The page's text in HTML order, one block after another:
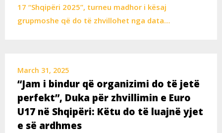
17 “Shqipëri 2025”, turneu madhor i kësaj
grupmoshe që do të zhvillohet nga data…
March 31, 2025
“Jam i bindur që organizimi do të jetë
perfekt”, Duka për zhvillimin e Euro
U17 në Shqipëri: Këtu do të luajnë yjet
e së ardhmes